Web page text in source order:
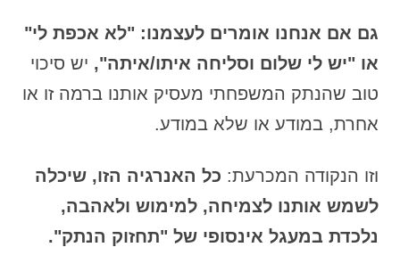
גם אם אנחנו אומרים לעצמנו: "לא אכפת לי"
או "יש לי שלום וסליחה איתו/איתה", יש סיכוי
טוב שהנתק המשפחתי מעסיק אותנו ברמה זו או
אחרת, במודע או שלא במודע.
וזו הנקודה המכרעת: כל האנרגיה הזו, שיכלה
לשמש אותנו לצמיחה, למימוש ולאהבה,
נלכדת במעגל אינסופי של "תחזוק הנתק".